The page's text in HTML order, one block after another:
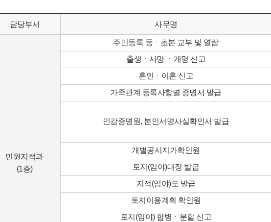
담당부서 사무명
민원지적과
(1층)
주민등록 등ㆍ초본 교부 및 열람
출생ㆍ사망 ㆍ개명 신고
혼인ㆍ이혼 신고
가족관계 등록사항별 증명서 발급
인감증명원, 본인서명사실확인서 발급
개별공시지가확인원
토지(임야)대장 발급
지적(임야)도 발급
토지이용계획 확인원
토지(임야) 합병ㆍ분할 신고